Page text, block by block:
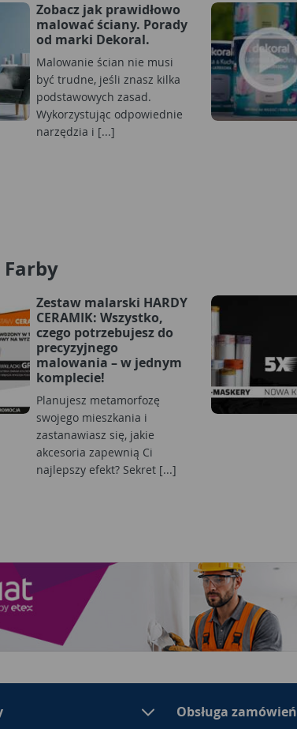
Zobacz jak prawidłowo
malować ściany. Porady
od marki Dekoral.
Malowanie ścian nie musi
być trudne, jeśli znasz kilka
podstawowych zasad.
Wykorzystując odpowiednie
narzędzia i [...]
Zestaw malarski HARDY
CERAMIK: Wszystko,
czego potrzebujesz do
precyzyjnego
malowania – w jednym
komplecie!
Planujesz metamorfozę
swojego mieszkania i
zastanawiasz się, jakie
akcesoria zapewnią Ci
najlepszy efekt? Sekret [...]
Obsługa zamówień